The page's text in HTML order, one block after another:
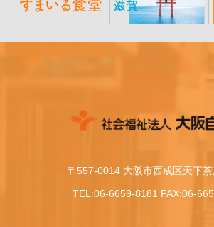
〒557-0014 大阪市西成区天下
TEL:06-6659-8181 FAX:06-